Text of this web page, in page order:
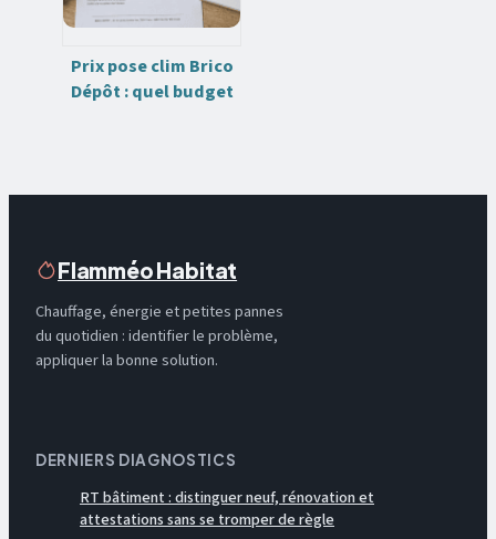
Prix pose clim Brico
Dépôt : quel budget
Flamméo Habitat
Chauffage, énergie et petites pannes
du quotidien : identifier le problème,
appliquer la bonne solution.
DERNIERS DIAGNOSTICS
RT bâtiment : distinguer neuf, rénovation et
attestations sans se tromper de règle